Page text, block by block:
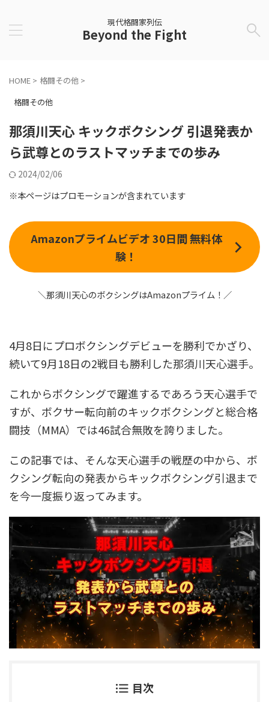
現代格闘家列伝
Beyond the Fight
HOME > 格闘その他 >
格闘その他
那須川天心 キックボクシング 引退発表か
ら武尊とのラストマッチまでの歩み
2024/02/06
※本ページはプロモーションが含まれています
Amazonプライムビデオ 30日間 無料体
験！
＼那須川天心のボクシングはAmazonプライム！／
4月8日にプロボクシングデビューを勝利でかざり、
続いて9月18日の2戦目も勝利した那須川天心選手。
これからボクシングで躍進するであろう天心選手で
すが、ボクサー転向前のキックボクシングと総合格
闘技（MMA）では46試合無敗を誇りました。
この記事では、そんな天心選手の戦歴の中から、ボ
クシング転向の発表からキックボクシング引退まで
を今一度振り返ってみます。
目次